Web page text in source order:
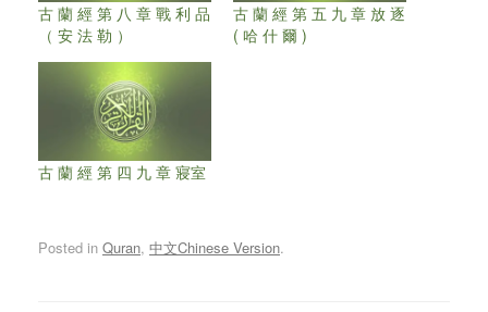
古 蘭 經 第 八 章 戰 利 品
（ 安 法 勒 ）
古 蘭 經 第 五 九 章 放 逐
( 哈 什 爾 )
古 蘭 經 第 四 九 章 寢室
Posted in Quran, 中文Chinese Version.